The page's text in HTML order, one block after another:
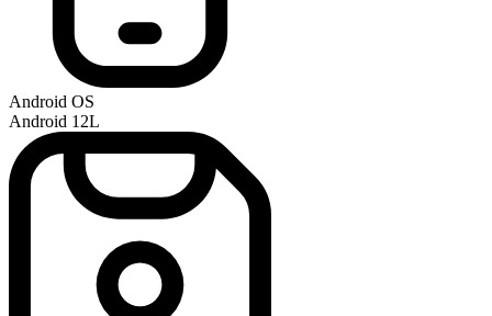
Android OS
Android 12L